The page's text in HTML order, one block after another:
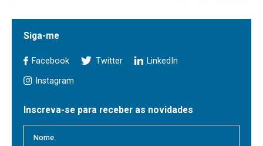
Siga-me
Facebook Twitter LinkedIn
Instagram
Inscreva-se para receber as novidades